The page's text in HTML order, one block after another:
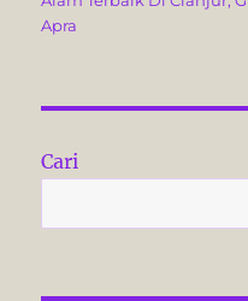
t
Apra
Cari